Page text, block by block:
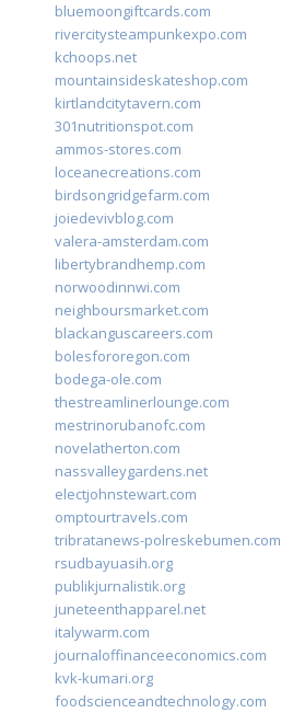
bluemoongiftcards.com
rivercitysteampunkexpo.com
kchoops.net
mountainsideskateshop.com
kirtlandcitytavern.com
301nutritionspot.com
ammos-stores.com
loceanecreations.com
birdsongridgefarm.com
joiedevivblog.com
valera-amsterdam.com
libertybrandhemp.com
norwoodinnwi.com
neighboursmarket.com
blackanguscareers.com
bolesfororegon.com
bodega-ole.com
thestreamlinerlounge.com
mestrinorubanofc.com
novelatherton.com
nassvalleygardens.net
electjohnstewart.com
omptourtravels.com
tribratanews-polreskebumen.com
rsudbayuasih.org
publikjurnalistik.org
juneteenthapparel.net
italywarm.com
journaloffinanceeconomics.com
kvk-kumari.org
foodscienceandtechnology.com